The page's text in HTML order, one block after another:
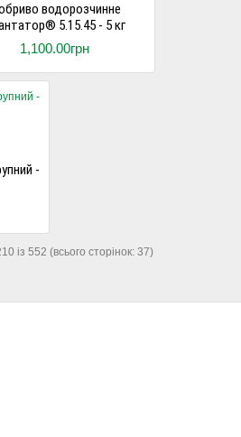
водорозчинне
5.15.45 - 5 кг
1,100.00грн
-
із 552 (всього сторінок: 37)